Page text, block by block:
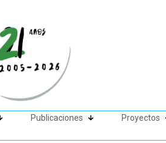
Publicaciones Proyectos